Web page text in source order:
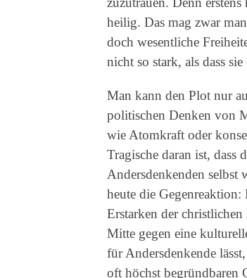
heilig. Das mag zwar
doch wesentliche
nicht so stark, als dass
Man kann den Plot nur
politischen Denken von
wie Atomkraft oder
Tragische daran ist, dass
Andersdenkenden selbst
heute die
Erstarken der
Mitte gegen eine
für Andersdenkende
oft höchst begründbaren